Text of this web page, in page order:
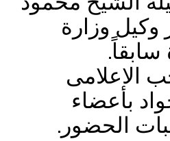
وكيل وزارة
الاعلامى
بأعضاء
الحضور.